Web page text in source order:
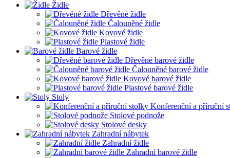
Židle
Dřevěné židle
Čalouněné židle
Kovové židle
Plastové židle
Barové židle
Dřevěné barové židle
Čalouněné barové židle
Kovové barové židle
Plastové barové židle
Stoly
Konferenční a příruční
Stolové podnože
Stolové desky
Zahradní nábytek
Zahradní židle
Zahradní barové židle